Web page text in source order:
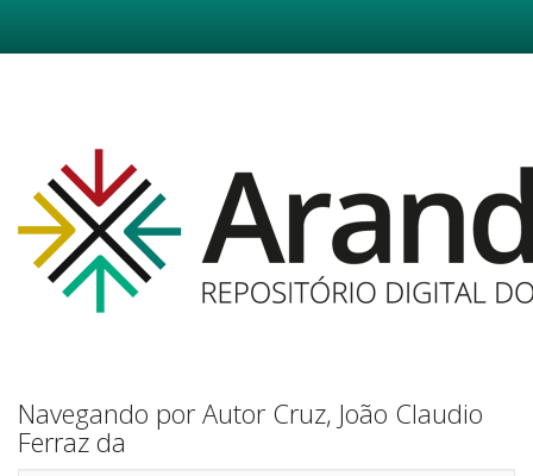
Navegando por Autor Cruz, João Claudio
Ferraz da